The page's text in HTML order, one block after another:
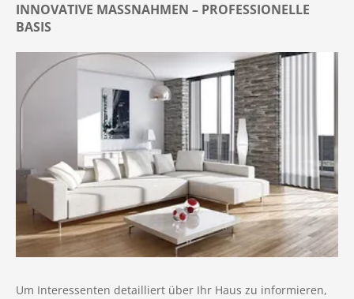
INNOVATIVE MASSNAHMEN – PROFESSIONELLE B
ASIS
Um Interessenten detailliert über Ihr Haus zu informieren,